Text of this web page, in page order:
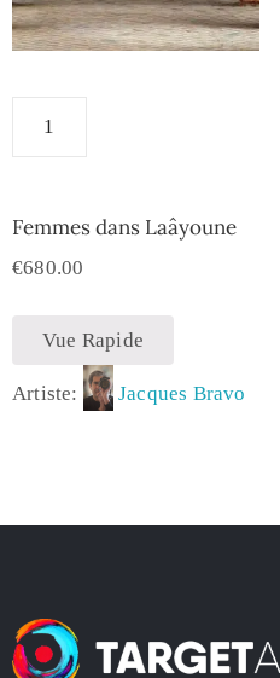
Femmes dans Laâyoune
€680.00
Vue Rapide
Artiste: Jacques Bravo